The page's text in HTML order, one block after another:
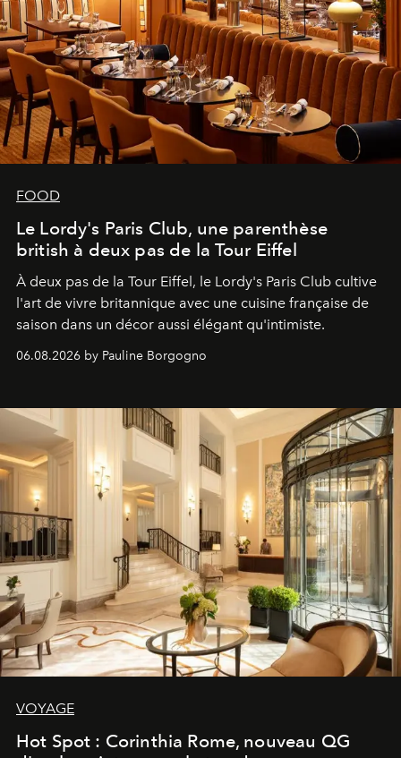
FOOD
Le Lordy's Paris Club, une parenthèse
british à deux pas de la Tour Eiffel
À deux pas de la Tour Eiffel, le Lordy's Paris Club cultive
l'art de vivre britannique avec une cuisine française de
saison dans un décor aussi élégant qu'intimiste.
06.08.2026 by Pauline Borgogno
VOYAGE
Hot Spot : Corinthia Rome, nouveau QG